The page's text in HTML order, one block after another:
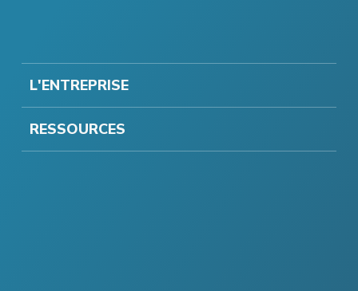
L'ENTREPRISE
RESSOURCES